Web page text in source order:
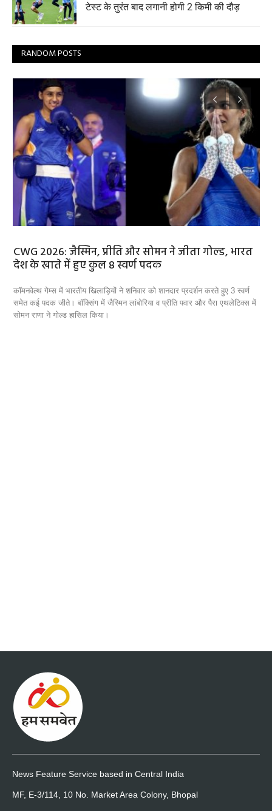
टेस्ट के तुरंत बाद लगानी होगी 2 किमी की दौड़
RANDOM POSTS
CWG 2026: जैस्मिन, प्रीति और सोमन ने जीता गोल्ड, भारत
देश के खाते में हुए कुल 8 स्वर्ण पदक
कॉमनवेल्थ गेम्स में भारतीय खिलाड़ियों ने शनिवार को शानदार प्रदर्शन करते हुए 3 स्वर्ण
समेत कई पदक जीते। बॉक्सिंग में जैस्मिन लांबोरिया व प्रीति पवार और पैरा एथलेटिक्स में
सोमन राणा ने गोल्ड हासिल किया।
News Feature Service based in Central India
MF, E-3/114, 10 No. Market Area Colony, Bhopal